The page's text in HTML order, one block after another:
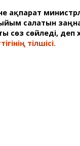
ақпарат
салатын
сөз сөйледі, деп
тілшісі.